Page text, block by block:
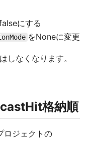
にする
をNoneに変更
しなくなります。
格納順
ロジェクトの